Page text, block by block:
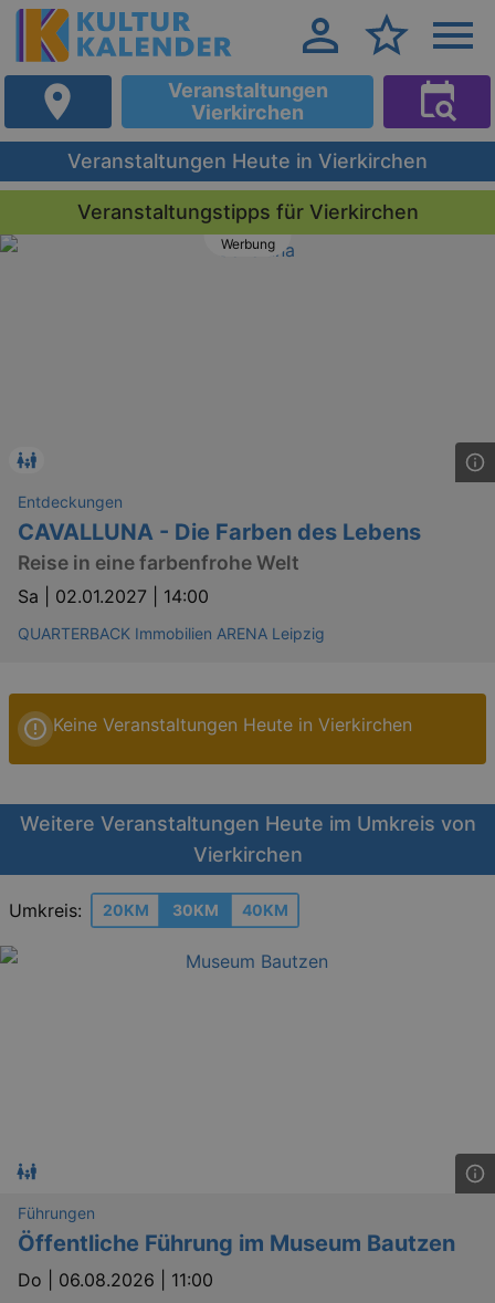
Veranstaltungen
Vierkirchen
Veranstaltungen Heute in Vierkirchen
Veranstaltungstipps für Vierkirchen
Werbung
Entdeckungen
CAVALLUNA - Die Farben des Lebens
Reise in eine farbenfrohe Welt
Sa | 02.01.2027 | 14:00
QUARTERBACK Immobilien ARENA Leipzig
Keine Veranstaltungen Heute in Vierkirchen
Weitere Veranstaltungen Heute im Umkreis von
Vierkirchen
Umkreis: 20KM 30KM 40KM
Führungen
Öffentliche Führung im Museum Bautzen
Do | 06.08.2026 | 11:00